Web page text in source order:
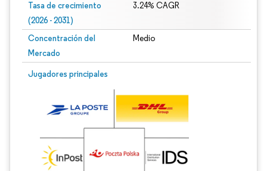
Tasa de crecimiento
(2026 - 2031)
3.24% CAGR
Concentración del
Mercado
Medio
Jugadores principales
Imagen © Mordor Intelligence. El uso requiere atribución según CC BY 4.0.